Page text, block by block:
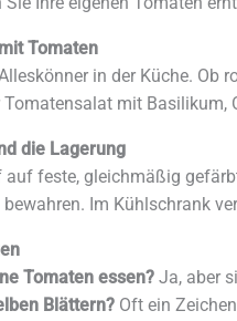
Tomaten
in der Küche. Ob
Tomatensalat mit
die Lagerung
feste, gleichmäßig
Im Kühlschrank
Tomaten essen? Ja, aber
Blättern? Oft ein